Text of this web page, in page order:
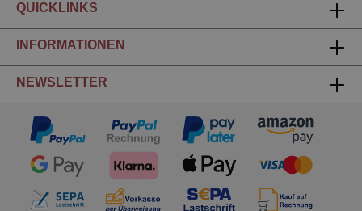
QUICKLINKS
INFORMATIONEN
NEWSLETTER